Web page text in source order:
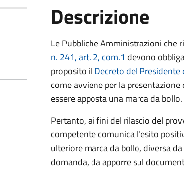
Descrizione
Le Pubbliche Amministrazioni che
n. 241, art. 2, com.1 devono
proposito il Decreto del
come avviene per la
essere apposta una marca da bollo.
Pertanto, ai fini del rilascio del
competente comunica l'esito
ulteriore marca da bollo, diversa
domanda, da apporre sul